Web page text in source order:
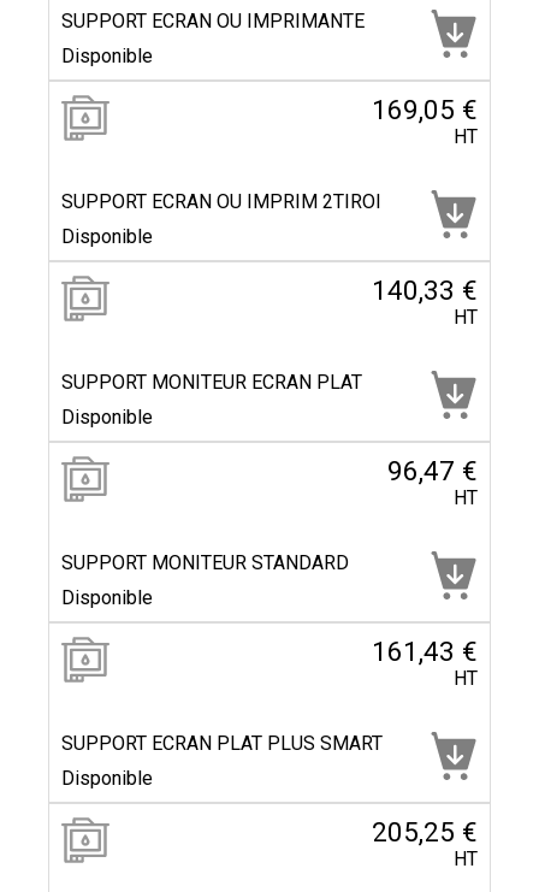
SUPPORT ECRAN OU IMPRIMANTE
Disponible
169,05 €
HT
SUPPORT ECRAN OU IMPRIM 2TIROI
Disponible
140,33 €
HT
SUPPORT MONITEUR ECRAN PLAT
Disponible
96,47 €
HT
SUPPORT MONITEUR STANDARD
Disponible
161,43 €
HT
SUPPORT ECRAN PLAT PLUS SMART
Disponible
205,25 €
HT